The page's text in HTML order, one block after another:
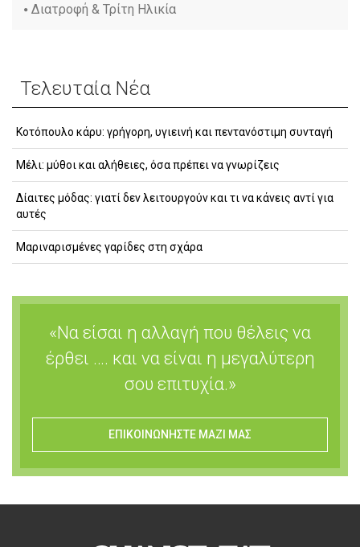
Διατροφή & Τρίτη Ηλικία
Τελευταία Νέα
Κοτόπουλο κάρυ: γρήγορη, υγιεινή και πεντανόστιμη συνταγή
Μέλι: μύθοι και αλήθειες, όσα πρέπει να γνωρίζεις
Δίαιτες μόδας: γιατί δεν λειτουργούν και τι να κάνεις αντί για
αυτές
Μαριναρισμένες γαρίδες στη σχάρα
«Να είσαι η αλλαγή που θέλεις να
έρθει …. και να είναι η μεγαλύτερη
σου επιτυχία.»
ΕΠΙΚΟΙΝΩΝΗΣΤΕ ΜΑΖΙ ΜΑΣ